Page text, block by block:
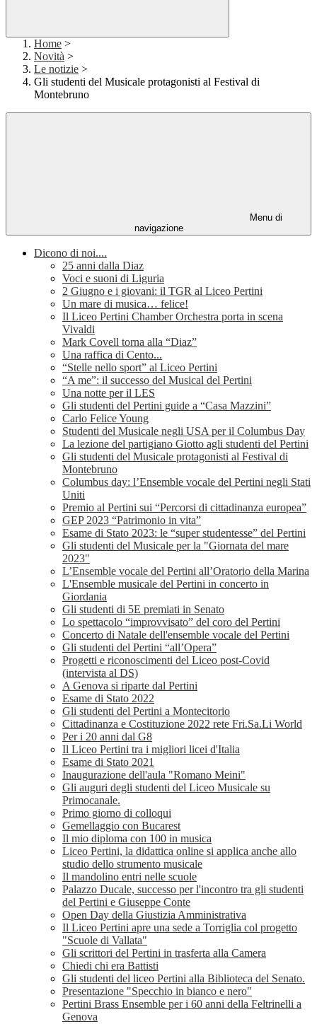
Home >
Novità >
Le notizie >
Gli studenti del Musicale protagonisti al Festival di
Montebruno
Menu di
navigazione
Dicono di noi....
25 anni dalla Diaz
Voci e suoni di Liguria
2 Giugno e i giovani: il TGR al Liceo Pertini
Un mare di musica… felice!
Il Liceo Pertini Chamber Orchestra porta in scena
Vivaldi
Mark Covell torna alla “Diaz”
Una raffica di Cento...
“Stelle nello sport” al Liceo Pertini
“A me”: il successo del Musical del Pertini
Una notte per il LES
Gli studenti del Pertini guide a “Casa Mazzini”
Carlo Felice Young
Studenti del Musicale negli USA per il Columbus Day
La lezione del partigiano Giotto agli studenti del Pertini
Gli studenti del Musicale protagonisti al Festival di
Montebruno
Columbus day: l’Ensemble vocale del Pertini negli Stati
Uniti
Premio al Pertini sui “Percorsi di cittadinanza europea”
GEP 2023 “Patrimonio in vita”
Esame di Stato 2023: le “super studentesse” del Pertini
Gli studenti del Musicale per la "Giornata del mare
2023"
L’Ensemble vocale del Pertini all’Oratorio della Marina
L'Ensemble musicale del Pertini in concerto in
Giordania
Gli studenti di 5E premiati in Senato
Lo spettacolo “improvvisato” del coro del Pertini
Concerto di Natale dell'ensemble vocale del Pertini
Gli studenti del Pertini “all’Opera”
Progetti e riconoscimenti del Liceo post-Covid
(intervista al DS)
A Genova si riparte dal Pertini
Esame di Stato 2022
Gli studenti del Pertini a Montecitorio
Cittadinanza e Costituzione 2022 rete Fri.Sa.Li World
Per i 20 anni dal G8
Il Liceo Pertini tra i migliori licei d'Italia
Esame di Stato 2021
Inaugurazione dell'aula "Romano Meini"
Gli auguri degli studenti del Liceo Musicale su
Primocanale.
Primo giorno di colloqui
Gemellaggio con Bucarest
Il mio diploma con 100 in musica
Liceo Pertini, la didattica online si applica anche allo
studio dello strumento musicale
Il mandolino entri nelle scuole
Palazzo Ducale, successo per l'incontro tra gli studenti
del Pertini e Giuseppe Conte
Open Day della Giustizia Amministrativa
Il Liceo Pertini apre una sede a Torriglia col progetto
"Scuole di Vallata"
Gli scrittori del Pertini in trasferta alla Camera
Chiedi chi era Battisti
Gli studenti del liceo Pertini alla Biblioteca del Senato.
Presentazione "Specchio in bianco e nero"
Pertini Brass Ensemble per i 60 anni della Feltrinelli a
Genova